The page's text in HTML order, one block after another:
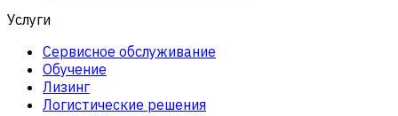
Услуги
Сервисное обслуживание
Обучение
Лизинг
Логистические решения